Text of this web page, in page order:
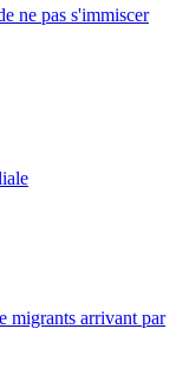
ne pas s'immiscer
migrants arrivant par